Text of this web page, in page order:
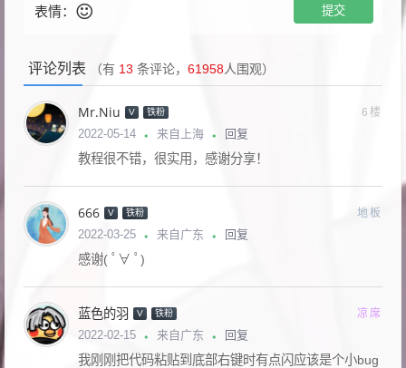
表情：
评论列表 （有 13 条评论， 61958人围观）
Mr.Niu V 铁粉 6楼
2022-05-14 来自上海 回复
教程很不错，很实用，感谢分享！
666 V 铁粉 地板
2022-03-25 来自广东 回复
感谢( ﾟ∀ ﾟ)
蓝色的羽 V 铁粉 凉席
2022-02-15 来自广东 回复
我刚刚把代码粘贴到底部右键时有点闪应该是个小bug